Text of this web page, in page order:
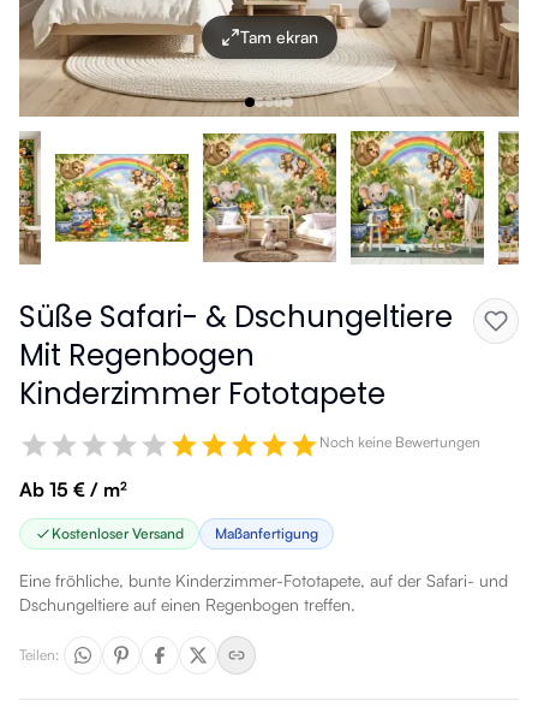
Tam ekran
Süße Safari- & Dschungeltiere
Mit Regenbogen
Kinderzimmer Fototapete
Noch keine Bewertungen
Ab 15 € / m²
Kostenloser Versand Maßanfertigung
Eine fröhliche, bunte Kinderzimmer-Fototapete, auf der Safari- und
Dschungeltiere auf einen Regenbogen treffen.
Teilen: